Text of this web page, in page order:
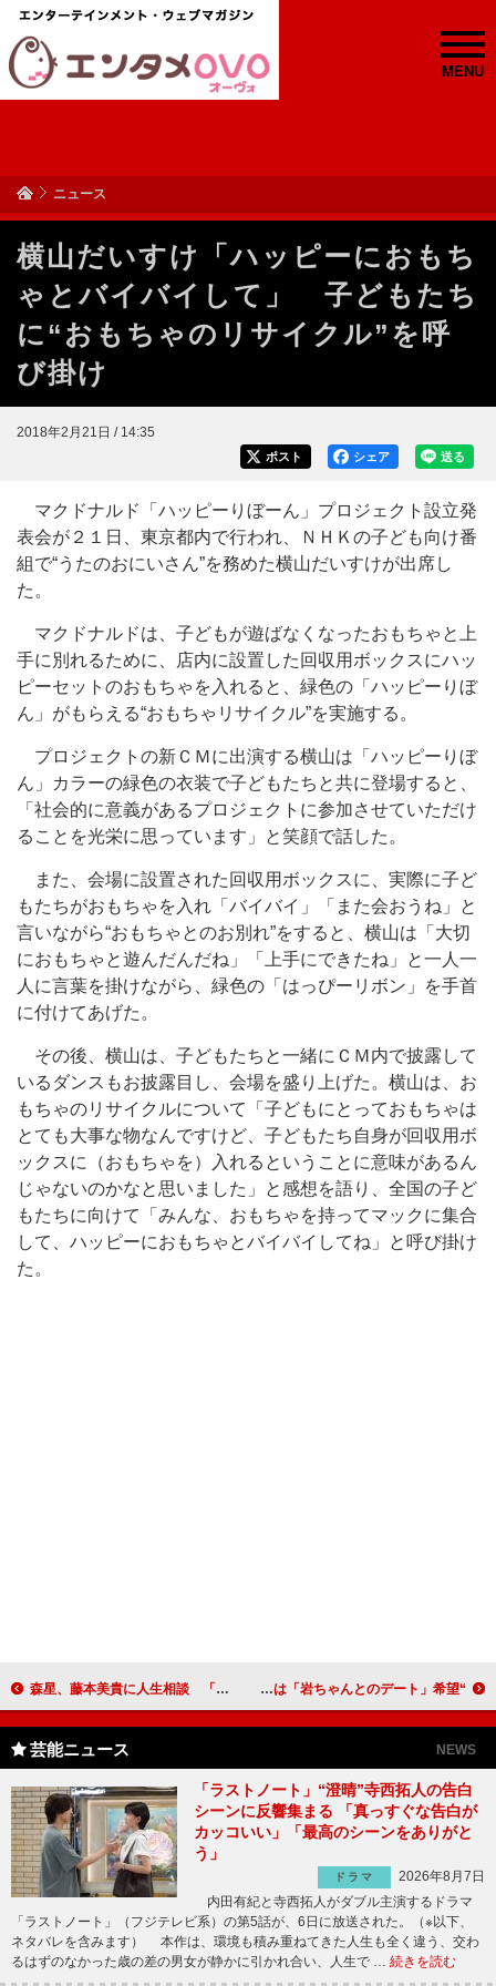
MENU
ニュース
横山だいすけ「ハッピーにおもち
ゃとバイバイして」 子どもたち
に“おもちゃのリサイクル”を呼
び掛け
2018年2月21日 / 14:35
送る
シェア
ポスト
マクドナルド「ハッピーりぼーん」プロジェクト設立発
表会が２１日、東京都内で行われ、ＮＨＫの子ども向け番
組で“うたのおにいさん”を務めた横山だいすけが出席し
た。
マクドナルドは、子どもが遊ばなくなったおもちゃと上
手に別れるために、店内に設置した回収用ボックスにハッ
ピーセットのおもちゃを入れると、緑色の「ハッピーりぼ
ん」がもらえる“おもちゃリサイクル”を実施する。
プロジェクトの新ＣＭに出演する横山は「ハッピーりぼ
ん」カラーの緑色の衣装で子どもたちと共に登場すると、
「社会的に意義があるプロジェクトに参加させていただけ
ることを光栄に思っています」と笑顔で話した。
また、会場に設置された回収用ボックスに、実際に子ど
もたちがおもちゃを入れ「バイバイ」「また会おうね」と
言いながら“おもちゃとのお別れ”をすると、横山は「大切
におもちゃと遊んだんだね」「上手にできたね」と一人一
人に言葉を掛けながら、緑色の「はっぴーリボン」を手首
に付けてあげた。
その後、横山は、子どもたちと一緒にＣＭ内で披露して
いるダンスもお披露目し、会場を盛り上げた。横山は、お
もちゃのリサイクルについて「子どもにとっておもちゃは
とても大事な物なんですけど、子どもたち自身が回収用ボ
ックスに（おもちゃを）入れるということに意味があるん
じゃないのかなと思いました」と感想を語り、全国の子ど
もたちに向けて「みんな、おもちゃを持ってマックに集合
して、ハッピーにおもちゃとバイバイしてね」と呼び掛け
た。
森星、藤本美貴に人生相談 「時間のバランスはどう取っていますか？」 “記者”岩田剛典、共演者に取材を敢行！ 北村一輝は「岩ちゃんとのデート」希望
芸能ニュース NEWS
「ラストノート」“澄晴”寺西拓人の告白
シーンに反響集まる 「真っすぐな告白が
カッコいい」「最高のシーンをありがと
う」
ドラマ
2026年8月7日
内田有紀と寺西拓人がダブル主演するドラマ
「ラストノート」（フジテレビ系）の第5話が、6日に放送された。（※以下、
ネタバレを含みます） 本作は、環境も積み重ねてきた人生も全く違う、交わ
るはずのなかった歳の差の男女が静かに引かれ合い、人生で … 続きを読む